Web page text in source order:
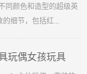
同颜色和造型的超级英
细节，包括红...
玩偶女孩玩具